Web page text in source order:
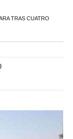
TRAS CUATRO